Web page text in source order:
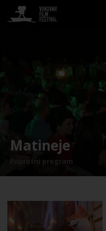
Matineje
Popratni program